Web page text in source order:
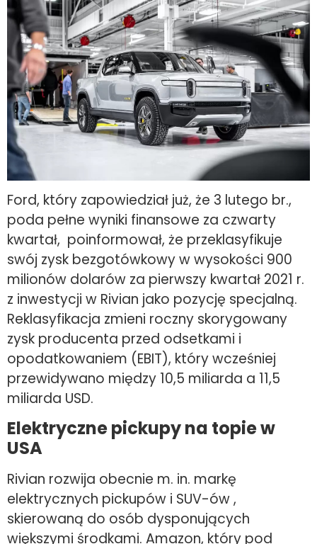
Ford, który zapowiedział już, że 3 lutego br.,
poda pełne wyniki finansowe za czwarty
kwartał, poinformował, że przeklasyfikuje
swój zysk bezgotówkowy w wysokości 900
milionów dolarów za pierwszy kwartał 2021 r.
z inwestycji w Rivian jako pozycję specjalną.
Reklasyfikacja zmieni roczny skorygowany
zysk producenta przed odsetkami i
opodatkowaniem (EBIT), który wcześniej
przewidywano między 10,5 miliarda a 11,5
miliarda USD.
Elektryczne pickupy na topie w
USA
Rivian rozwija obecnie m. in. markę
elektrycznych pickupów i SUV-ów ,
skierowaną do osób dysponujących
większymi środkami. Amazon, który pod